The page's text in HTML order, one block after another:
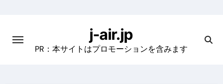
content
j-air.jp
PR：本サイトはプロモーションを含みます